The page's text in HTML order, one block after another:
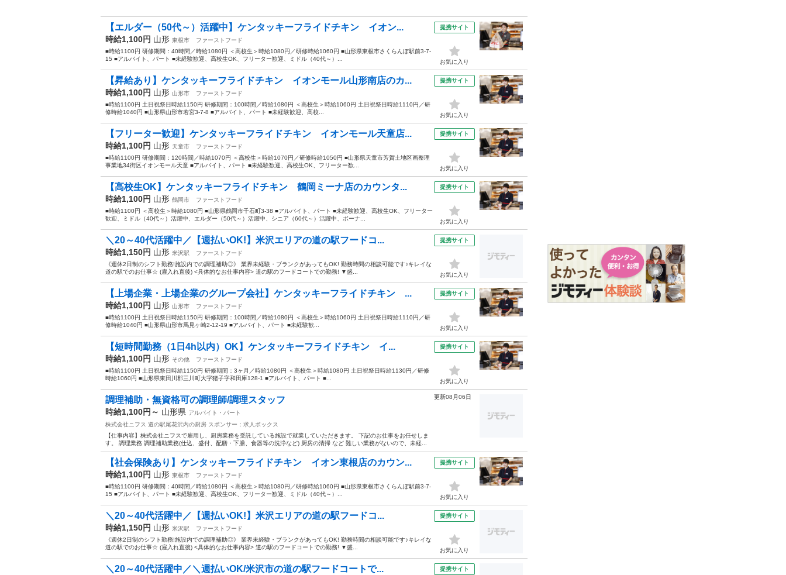
【エルダー（50代～）活躍中】ケンタッキーフライドチキン イオン...
時給1,100円 山形 東根市
ファーストフード
■時給1100円 研修期間：40時間／時給1080円 ＜高校生＞時給1080円／研修時給1060円 ■山形県東根市さくらんぼ駅前3-7-
15 ■アルバイト、パート ■未経験歓迎、高校生OK、フリーター歓迎、ミドル（40代～）...
提携サイト
お気に入り
【昇給あり】ケンタッキーフライドチキン イオンモール山形南店のカ...
時給1,100円 山形 山形市
ファーストフード
■時給1100円 土日祝祭日時給1150円 研修期間：100時間／時給1080円 ＜高校生＞時給1060円 土日祝祭日時給1110円／研
修時給1040円 ■山形県山形市若宮3-7-8 ■アルバイト、パート ■未経験歓迎、高校...
提携サイト
お気に入り
【フリーター歓迎】ケンタッキーフライドチキン イオンモール天童店...
時給1,100円 山形 天童市
ファーストフード
■時給1100円 研修期間：120時間／時給1070円 ＜高校生＞時給1070円／研修時給1050円 ■山形県天童市芳賀土地区画整理
事業地34街区イオンモール天童 ■アルバイト、パート ■未経験歓迎、高校生OK、フリーター歓...
提携サイト
お気に入り
【高校生OK】ケンタッキーフライドチキン 鶴岡ミーナ店のカウンタ...
時給1,100円 山形 鶴岡市
ファーストフード
■時給1100円 ＜高校生＞時給1080円 ■山形県鶴岡市千石町3-38 ■アルバイト、パート ■未経験歓迎、高校生OK、フリーター
歓迎、ミドル（40代～）活躍中、エルダー（50代～）活躍中、シニア（60代～）活躍中、ボーナ...
提携サイト
お気に入り
＼20～40代活躍中／【週払いOK!】米沢エリアの道の駅フードコ...
時給1,150円 山形 米沢駅
ファーストフード
《週休2日制のシフト勤務!施設内での調理補助◎》 業界未経験・ブランクがあってもOK! 勤務時間の相談可能です♪キレイな
道の駅でのお仕事☆ (雇入れ直後) <具体的なお仕事内容> 道の駅のフードコートでの勤務! ▼盛...
提携サイト
お気に入り
【上場企業・上場企業のグループ会社】ケンタッキーフライドチキン ...
時給1,100円 山形 山形市
ファーストフード
■時給1100円 土日祝祭日時給1150円 研修期間：100時間／時給1080円 ＜高校生＞時給1060円 土日祝祭日時給1110円／研
修時給1040円 ■山形県山形市馬見ヶ崎2-12-19 ■アルバイト、パート ■未経験歓...
提携サイト
お気に入り
【短時間勤務（1日4h以内）OK】ケンタッキーフライドチキン イ...
時給1,100円 山形 その他
ファーストフード
■時給1100円 土日祝祭日時給1150円 研修期間：3ヶ月／時給1080円 ＜高校生＞時給1080円 土日祝祭日時給1130円／研修
時給1060円 ■山形県東田川郡三川町大字猪子字和田庫128-1 ■アルバイト、パート ■...
提携サイト
お気に入り
調理補助・無資格可の調理師/調理スタッフ
時給1,100円～ 山形県 アルバイト・パート
株式会社ニフス 道の駅尾花沢内の厨房 スポンサー：求人ボックス
【仕事内容】株式会社ニフスで雇用し、厨房業務を受託している施設で就業していただきます。 下記のお仕事をお任せしま
す。 調理業務 調理補助業務(仕込、盛付、配膳・下膳、食器等の洗浄など) 厨房の清掃 など 難しい業務がないので、未経...
更新08月06日
【社会保険あり】ケンタッキーフライドチキン イオン東根店のカウン...
時給1,100円 山形 東根市
ファーストフード
■時給1100円 研修期間：40時間／時給1080円 ＜高校生＞時給1080円／研修時給1060円 ■山形県東根市さくらんぼ駅前3-7-
15 ■アルバイト、パート ■未経験歓迎、高校生OK、フリーター歓迎、ミドル（40代～）...
提携サイト
お気に入り
＼20～40代活躍中／【週払いOK!】米沢エリアの道の駅フードコ...
時給1,150円 山形 米沢駅
ファーストフード
《週休2日制のシフト勤務!施設内での調理補助◎》 業界未経験・ブランクがあってもOK! 勤務時間の相談可能です♪キレイな
道の駅でのお仕事☆ (雇入れ直後) <具体的なお仕事内容> 道の駅のフードコートでの勤務! ▼盛...
提携サイト
お気に入り
＼20～40代活躍中／＼週払いOK/米沢市の道の駅フードコートで... 提携サイト